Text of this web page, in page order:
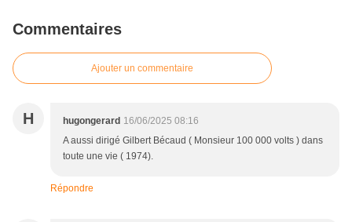
Commentaires
Ajouter un commentaire
H hugongerard 16/06/2025 08:16
A aussi dirigé Gilbert Bécaud ( Monsieur 100 000 volts ) dans
toute une vie ( 1974).
Répondre